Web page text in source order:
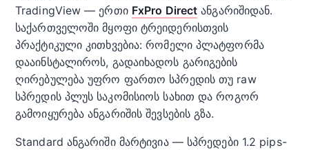
TradingView — ერთი FxPro Direct ანგარიშიდან.
საქართველოში მყოფი ტრეიდერისთვის
პრაქტიკული კითხვებია: რომელი პლატფორმა
დააინსტალიროს, გადაიხადოს გარიგების
ღირებულება უფრო ფართო სპრედის თუ raw
სპრედის პლუს საკომისიოს სახით და როგორ
გამოიყურება ანგარიშის შევსების გზა.
Standard ანგარიში მარტივია — სპრედები 1.2 pips-